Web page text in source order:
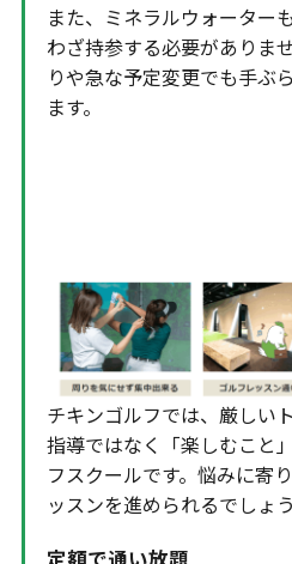
また、ミネラルウォーター
わざ持参する必要がありま
りや急な予定変更でも手ぶ
ます。
チキンゴルフでは、厳しい
指導ではなく「楽しむこと
フスクールです。悩みに寄
ッスンを進められるでしょう